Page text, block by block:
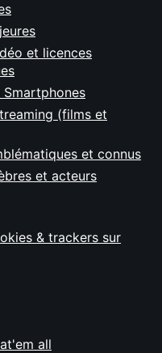
et licences
(films et
et connus
et acteurs
& trackers sur
all